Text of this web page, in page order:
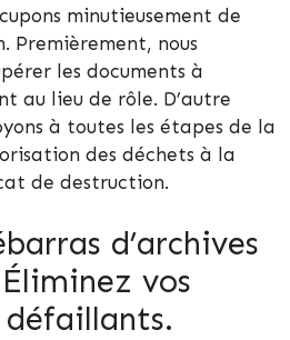
minutieusement de
Premièrement, nous
les documents à
au lieu de rôle. D’autre
à toutes les étapes de la
des déchets à la
de destruction.
d’archives
vos